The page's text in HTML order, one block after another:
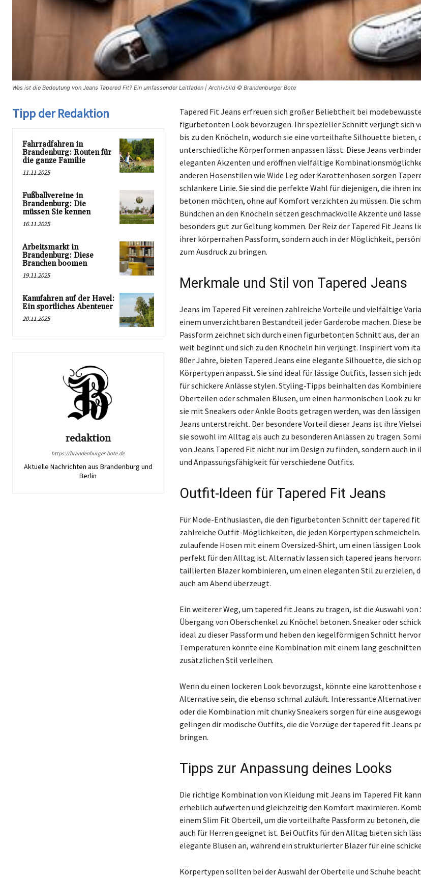
Was ist die Bedeutung von Jeans Tapered Fit? Ein umfassender Leitfaden | Archivbild © Brandenburger Bote
Tipp der Redaktion
Fahrradfahren in
Brandenburg: Routen für
die ganze Familie
11.11.2025
Fußballvereine in
Brandenburg: Die
müssen Sie kennen
16.11.2025
Arbeitsmarkt in
Brandenburg: Diese
Branchen boomen
19.11.2025
Kanufahren auf der Havel:
Ein sportliches Abenteuer
20.11.2025
redaktion
https://brandenburger-bote.de
Aktuelle Nachrichten aus Brandenburg und
Berlin
Tapered Fit Jeans erfreuen sich großer Beliebtheit bei
figurbetonten Look bevorzugen. Ihr spezieller Schnitt verjüngt sich
bis zu den Knöcheln, wodurch sie eine vorteilhafte Silhouette bieten,
unterschiedliche Körperformen anpassen lässt. Diese Jeans
eleganten Akzenten und eröffnen vielfältige
anderen Hosenstilen wie Wide Leg oder Karottenhosen sorgen
schlankere Linie. Sie sind die perfekte Wahl für diejenigen, die ihren
betonen möchten, ohne auf Komfort verzichten zu müssen. Die
Bündchen an den Knöcheln setzen geschmackvolle Akzente und
besonders gut zur Geltung kommen. Der Reiz der Tapered Fit Jeans
ihrer körpernahen Passform, sondern auch in der Möglichkeit,
zum Ausdruck zu bringen.
Merkmale und Stil von Tapered Jeans
Jeans im Tapered Fit vereinen zahlreiche Vorteile und vielfältige
einem unverzichtbaren Bestandteil jeder Garderobe machen. Diese
Passform zeichnet sich durch einen figurbetonten Schnitt aus, der
weit beginnt und sich zu den Knöcheln hin verjüngt. Inspiriert vom
80er Jahre, bieten Tapered Jeans eine elegante Silhouette, die sich
Körpertypen anpasst. Sie sind ideal für lässige Outfits, lassen sich
für schickere Anlässe stylen. Styling-Tipps beinhalten das
Oberteilen oder schmalen Blusen, um einen harmonischen Look zu
sie mit Sneakers oder Ankle Boots getragen werden, was den
Jeans unterstreicht. Der besondere Vorteil dieser Jeans ist ihre
sie sowohl im Alltag als auch zu besonderen Anlässen zu tragen.
von Jeans Tapered Fit nicht nur im Design zu finden, sondern auch
und Anpassungsfähigkeit für verschiedene Outfits.
Outfit-Ideen für Tapered Fit Jeans
Für Mode-Enthusiasten, die den figurbetonten Schnitt der tapered
zahlreiche Outfit-Möglichkeiten, die jeden Körpertypen
zulaufende Hosen mit einem Oversized-Shirt, um einen lässigen
perfekt für den Alltag ist. Alternativ lassen sich tapered jeans
taillierten Blazer kombinieren, um einen eleganten Stil zu erzielen,
auch am Abend überzeugt.
Ein weiterer Weg, um tapered fit Jeans zu tragen, ist die Auswahl von
Übergang von Oberschenkel zu Knöchel betonen. Sneaker oder
ideal zu dieser Passform und heben den kegelförmigen Schnitt
Temperaturen könnte eine Kombination mit einem lang
zusätzlichen Stil verleihen.
Wenn du einen lockeren Look bevorzugst, könnte eine karottenhose
Alternative sein, die ebenso schmal zuläuft. Interessante
oder die Kombination mit chunky Sneakers sorgen für eine
gelingen dir modische Outfits, die die Vorzüge der tapered fit Jeans
bringen.
Tipps zur Anpassung deines Looks
Die richtige Kombination von Kleidung mit Jeans im Tapered Fit
erheblich aufwerten und gleichzeitig den Komfort maximieren.
einem Slim Fit Oberteil, um die vorteilhafte Passform zu betonen,
auch für Herren geeignet ist. Bei Outfits für den Alltag bieten sich
elegante Blusen an, während ein strukturierter Blazer für eine
Körpertypen sollten bei der Auswahl der Oberteile und Schuhe